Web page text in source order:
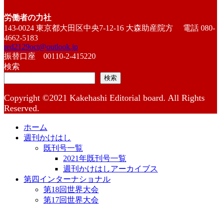
労働者の力社
143-0024 東京都大田区中央7-12-16 大森助産院方 電話 080-
4662-5183
red2129oct@outlook.jp
振替口座 00110-2-415220
検索
検索
Copyright ©2021 Kakehashi Editorial board. All Rights
Reserved.
ホーム
週刊かけはし
既刊号一覧
2021年既刊号一覧
週刊かけはしアーカイブス
第四インターナショナル
第18回世界大会
第17回世界大会